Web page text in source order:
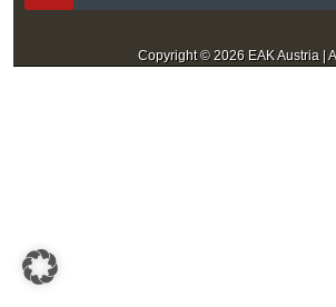
Copyright © 2026 EAK Austria |